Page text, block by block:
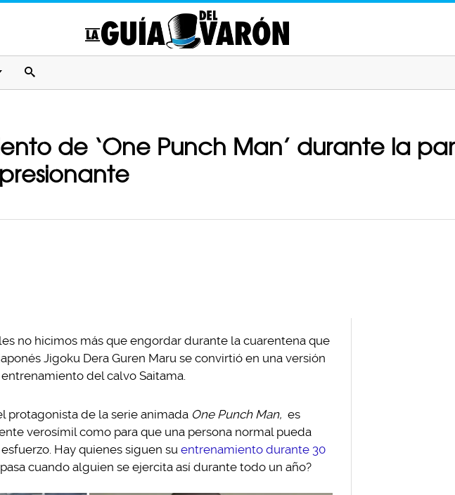
de ‘One Punch Man’ durante la
no hicimos más que engordar durante la cuarentena que
Jigoku Dera Guren Maru se convirtió en una versión
del calvo Saitama.
protagonista de la serie animada One Punch Man, es
verosímil como para que una persona normal pueda
Hay quienes siguen su entrenamiento durante 30
cuando alguien se ejercita así durante todo un año?